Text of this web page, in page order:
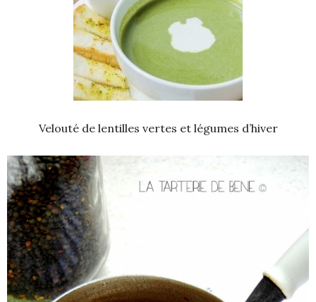
Velouté de lentilles vertes et légumes d’hiver